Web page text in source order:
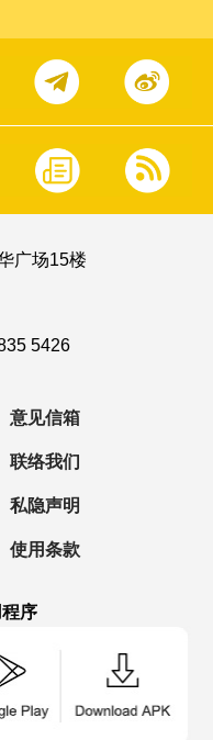
广场15楼
5426
意见信箱
联络我们
私隐声明
使用条款
序